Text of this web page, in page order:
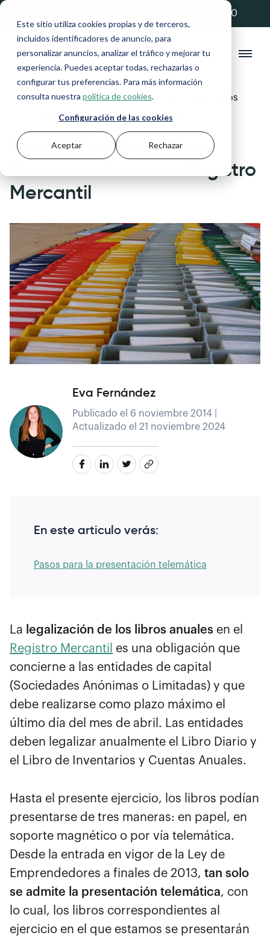
Este sitio utiliza cookies propias y de terceros,
incluidos identificadores de anuncio, para
personalizar anuncios, analizar el tráfico y mejorar tu
experiencia. Puedes aceptar todas, rechazarlas o
configurar tus preferencias. Para más información
consulta nuestra política de cookies.
Configuración de las cookies
Aceptar Rechazar
💚 20% de descuento con el código ANFIX20
Blog >Gestión financiera >Pasos para legalizar los
libros anuales en el Registro Mercantil
Pasos para legalizar los
libros anuales en el Registro
Mercantil
Eva Fernández
Publicado el 6 noviembre 2014 |
Actualizado el 21 noviembre 2024
En este articulo verás:
Pasos para la presentación telemática
La legalización de los libros anuales en el
Registro Mercantil es una obligación que
concierne a las entidades de capital
(Sociedades Anónimas o Limitadas) y que
debe realizarse como plazo máximo el
último día del mes de abril. Las entidades
deben legalizar anualmente el Libro Diario y
el Libro de Inventarios y Cuentas Anuales.
Hasta el presente ejercicio, los libros podían
presentarse de tres maneras: en papel, en
soporte magnético o por vía telemática.
Desde la entrada en vigor de la Ley de
Emprendedores a finales de 2013, tan solo
se admite la presentación telemática, con
lo cual, los libros correspondientes al
ejercicio en el que estamos se presentarán